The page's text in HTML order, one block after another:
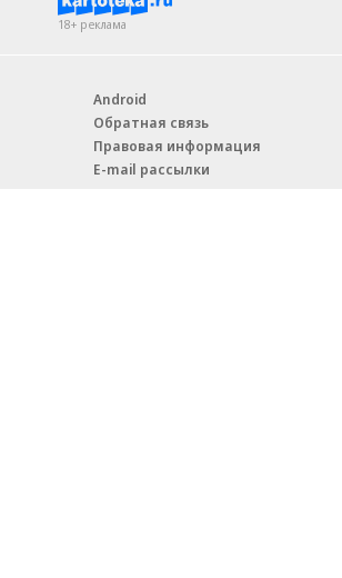
18+ реклама
Android
Обратная связь
Правовая информация
E-mail рассылки